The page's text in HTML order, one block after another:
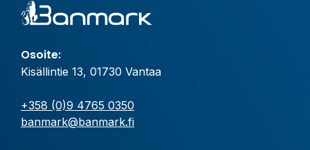
Osoite:
Kisällintie 13, 01730 Vantaa
+358 (0)9 4765 0350
banmark@banmark.fi